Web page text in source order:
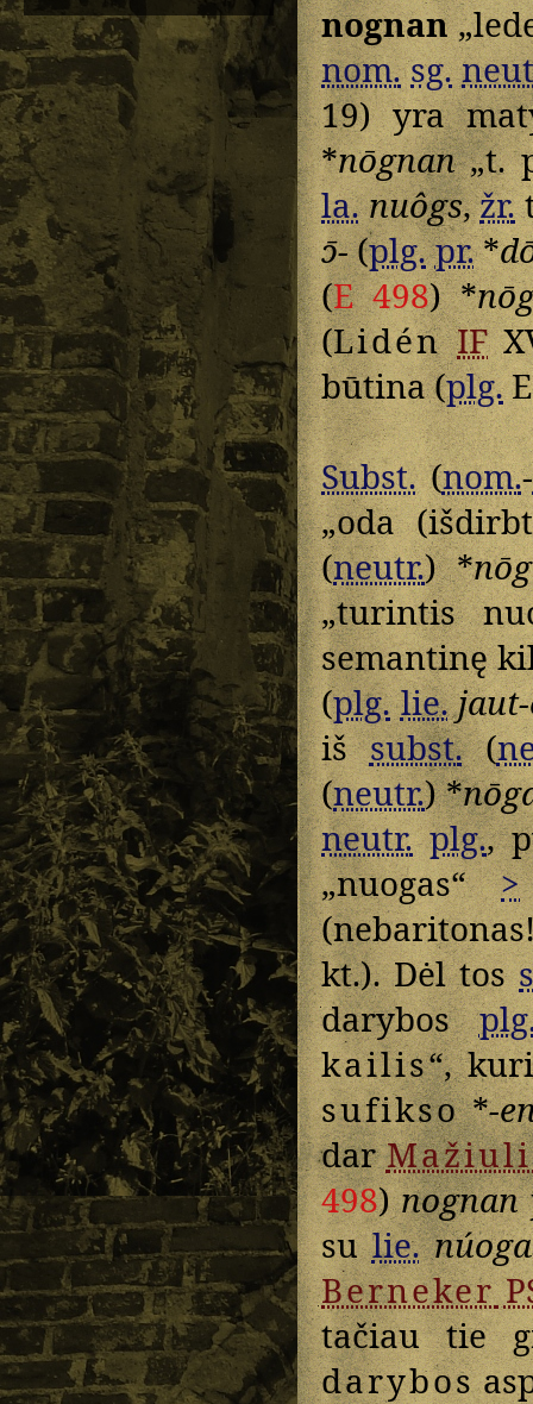
nognan
nom. sg.
19) yra
*nōgnan„t.
la. nuôgs,žr.
ɔ̄-(plg.pr.*
(E 498) *
(Lidén IF
būtina (plg.
Subst.(nom.-
„oda
(neutr.) *
„turintis
semantinę
(plg. lie.
išsubst.(
(neutr.) *
neutr. plg.,
„nuogas“>
kt.). Dėl tos
darybos
kailis“,
sufikso*-
dar
498)nognan
sulie.
Berneker
tačiau tie
darybos